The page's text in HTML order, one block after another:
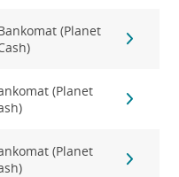
(Planet
(Planet
(Planet